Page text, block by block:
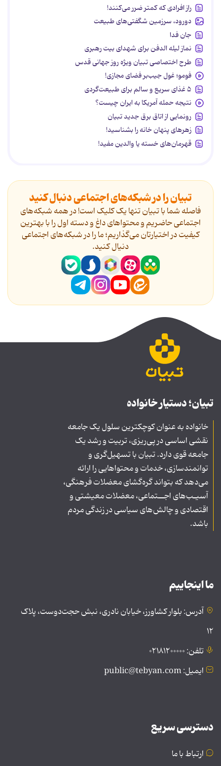
راز افرادی که کمتر ضرر می‌کنند!
دورود، سرزمین شگفتی‌های طبیعت
جان فدا
نماز لیله الدفن برای شهدای بیت رهبری
طرح اختصاصی تبیان ویژه روز جهانی قدس
فومو؛ غول جیب‌بر فضای مجازی!
۵ غذای سریع و سالم برای طبیعت‌گردی
نتیجه حمله آمریکا به ایران چیست؟
رونمایی از اتاق برق جدید تبیان
زهرهای پنهان خانه را بشناسید!
قهرمان‌های خسته یا والدین مفید!
تبیان را در شبکه‌های اجتماعی دنبال کنید
فاصله شما با تبیان تنها یک کلیک است! در همه شبکه‌های
اجتماعی حاضریم و محتواهای داغ و دسته اول را با بهترین
کیفیت در اختیارتان می‌گذاریم؛ ما را در شبکه‌های اجتماعی
دنیال کنید.
تبیان؛ دستیار خانواده
خانواده به عنوان کوچکترین سلول یک جامعه
نقشی اساسی در پی‌ریزی، تربیت و رشد یک
جامعه قوی دارد. تبیان با تسهیل‌گری و
توانمندسازی، خدمات و محتواهایی را ارائه
می‌دهد که بتواند گره‌گشای معضلات فرهنگی،
آسیـب‌های اجــتماعی، معضلات معیشتی و
اقتصادی و چالش‌های سیاسی در زندگی مردم
باشد.
ما اینجاییم
آدرس: بلوار کشاورز، خیابان نادری، نبش حجت‌دوست، پلاک
۱۲
تلفن: ۰۲۱۸۱۲۰۰۰۰۰
ایمیل: public@tebyan.com
دسترسی سریع
ارتباط با ما